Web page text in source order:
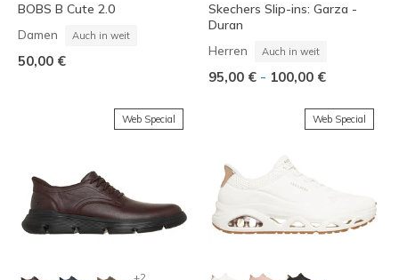
BOBS B Cute 2.0
Damen Auch in weit
50,00 €
Skechers Slip-ins: Garza -
Duran
Herren Auch in weit
95,00 € - 100,00 €
Web Special
+2
Web Special